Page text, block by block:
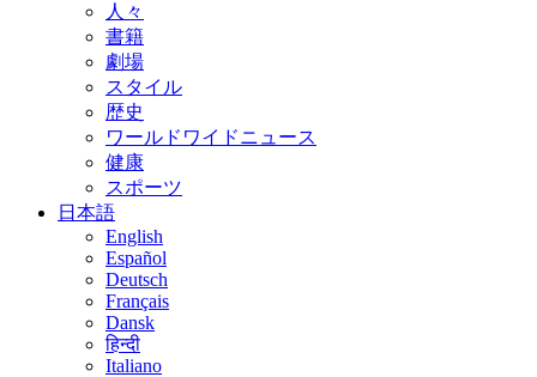
人々
書籍
劇場
スタイル
歴史
ワールドワイドニュース
健康
スポーツ
日本語
English
Español
Deutsch
Français
Dansk
हिन्दी
Italiano